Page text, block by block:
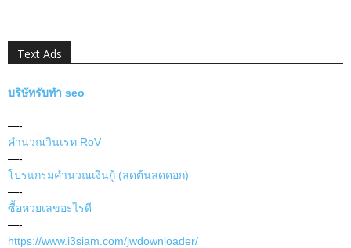
Text Ads
บริษัทรับทำ seo
—-
คำนวณวินเรท RoV
—-
โปรแกรมคำนวณเงินกู้ (ลดต้นลดดอก)
—-
ซื้อหวยเลขอะไรดี
—-
https://www.i3siam.com/jwdownloader/